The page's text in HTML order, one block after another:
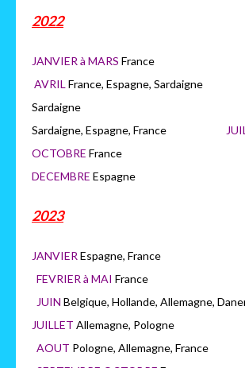
2022
JANVIER à MARS
AVRIL France, Espagne,
Sardaigne, Espagne, France
OCTOBRE
DECEMBRE Espagne
2023
JANVIER Espagne,
FEVRIER à MAI France
JUIN Belgique, Hollande, Allemagne,
JUILLET Allemagne, Pologne
AOUT Pologne, Allemagne,